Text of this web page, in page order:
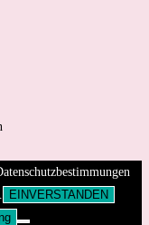
EINVERSTANDEN